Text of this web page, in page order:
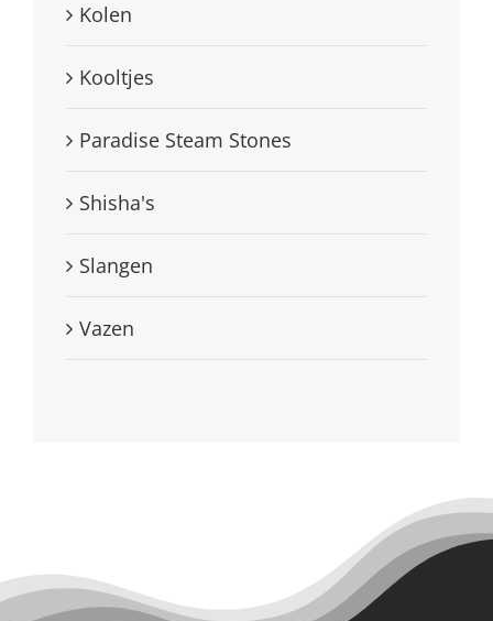
Kolen
Kooltjes
Paradise Steam Stones
Shisha's
Slangen
Vazen